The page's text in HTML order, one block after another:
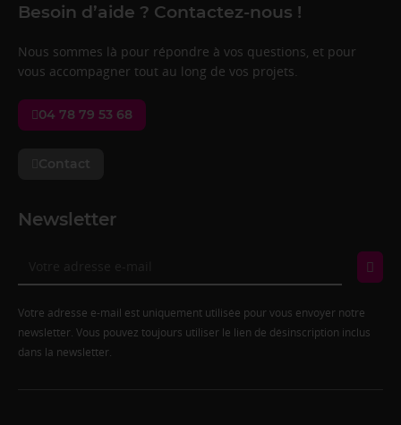
Besoin d’aide ? Contactez-nous !
Nous sommes là pour répondre à vos questions, et pour
vous accompagner tout au long de vos projets.
04 78 79 53 68
Contact
Newsletter
Votre adresse e-mail est uniquement utilisée pour vous envoyer notre
newsletter. Vous pouvez toujours utiliser le lien de désinscription inclus
dans la newsletter.